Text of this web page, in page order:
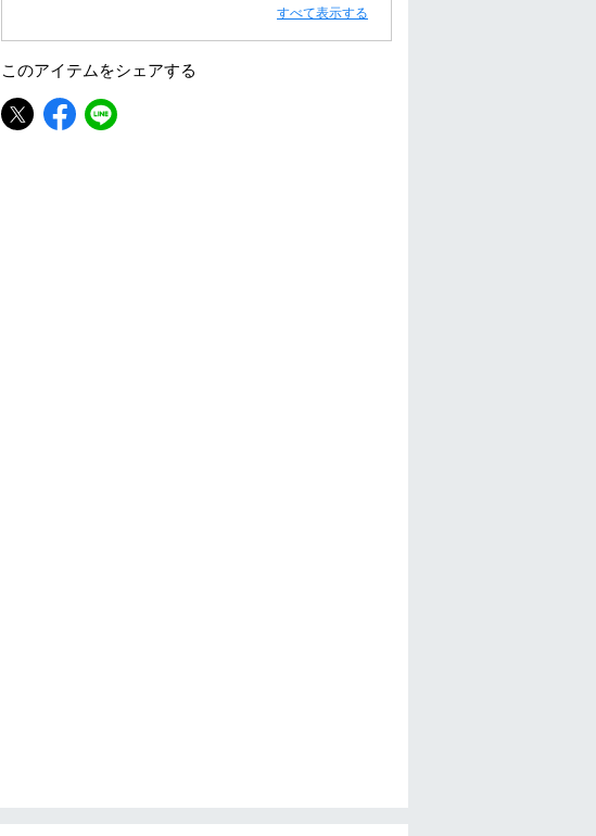
■ キャンペーン期間：毎週 金・土曜日 AM 0:00 - PM 23:59
注意事項：
・有賀園ゴルフ実店舗での開催はございません。
すべて表示する
このアイテムをシェアする